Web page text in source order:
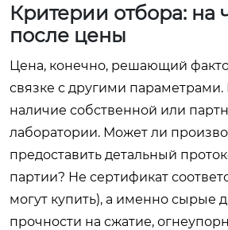
Критерии отбора: на
после цены
Цена, конечно, решающий
связке с другими
наличие собственной или
лаборатории. Может ли
предоставить детальный
партии? Не сертификат
могут купить), а именно сырые
прочности на сжатие,